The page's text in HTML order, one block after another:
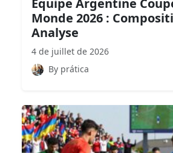
Monde 2026 :
Analyse
4 de juillet de 2026
By prática